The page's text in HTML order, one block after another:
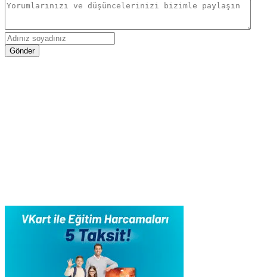
Gönder